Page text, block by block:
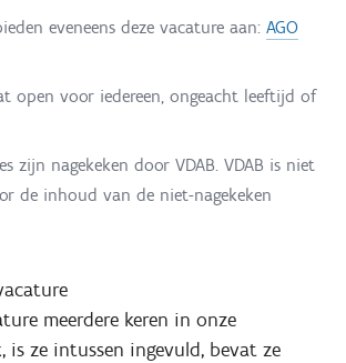
eveneens deze vacature aan: AGO
open voor iedereen, ongeacht leeftijd of
zijn nagekeken door VDAB. VDAB is niet
de inhoud van de niet-nagekeken
meerdere keren in onze
is ze intussen ingevuld, bevat ze